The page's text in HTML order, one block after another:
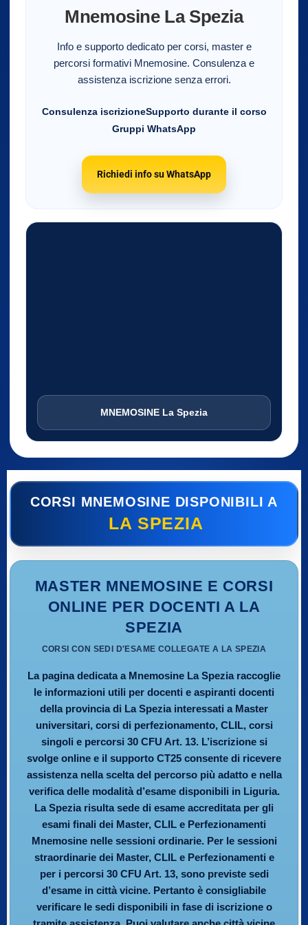
Mnemosine La Spezia
Info e supporto dedicato per corsi, master e
percorsi formativi Mnemosine. Consulenza e
assistenza iscrizione senza errori.
Consulenza iscrizioneSupporto durante il corso
Gruppi WhatsApp
Richiedi info su WhatsApp
MNEMOSINE La Spezia
CORSI MNEMOSINE DISPONIBILI A
LA SPEZIA
MASTER MNEMOSINE E CORSI
ONLINE PER DOCENTI A LA
SPEZIA
CORSI CON SEDI D'ESAME COLLEGATE A LA SPEZIA
La pagina dedicata a Mnemosine La Spezia raccoglie
le informazioni utili per docenti e aspiranti docenti
della provincia di La Spezia interessati a Master
universitari, corsi di perfezionamento, CLIL, corsi
singoli e percorsi 30 CFU Art. 13. L’iscrizione si
svolge online e il supporto CT25 consente di ricevere
assistenza nella scelta del percorso più adatto e nella
verifica delle modalità d’esame disponibili in Liguria.
La Spezia risulta sede di esame accreditata per gli
esami finali dei Master, CLIL e Perfezionamenti
Mnemosine nelle sessioni ordinarie. Per le sessioni
straordinarie dei Master, CLIL e Perfezionamenti e
per i percorsi 30 CFU Art. 13, sono previste sedi
d’esame in città vicine. Pertanto è consigliabile
verificare le sedi disponibili in fase di iscrizione o